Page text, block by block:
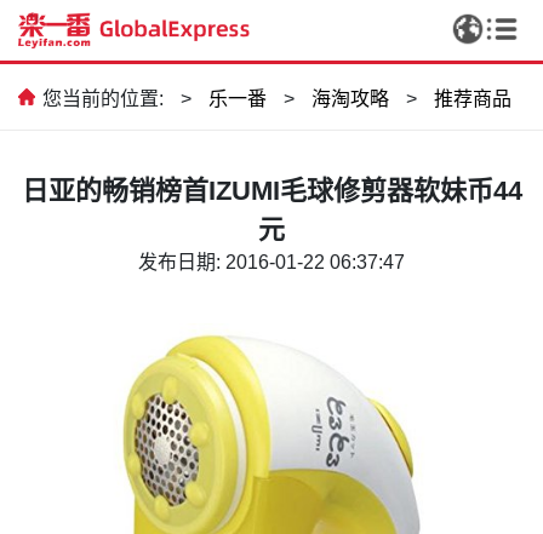
您当前的位置: > 乐一番 > 海淘攻略 > 推荐商品
日亚的畅销榜首IZUMI毛球修剪器软妹币44
元
发布日期: 2016-01-22 06:37:47